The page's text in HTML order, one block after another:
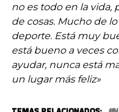
no es todo en la
de cosas. Mucho de
deporte. Está muy
está bueno a veces
ayudar, nunca está
un lugar más feliz»